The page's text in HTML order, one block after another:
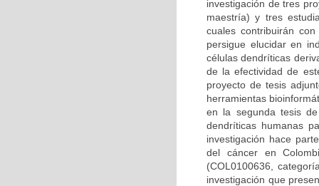
investigación de tres
maestría) y tres
cuales contribuirán
persigue elucidar en
células dendríticas
de la efectividad de
proyecto de tesis
herramientas
en la segunda tesis
dendríticas humanas
investigación hace
del cáncer en
(COL0100636,
investigación que